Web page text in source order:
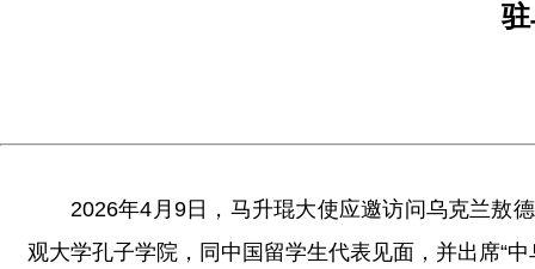
2026年4月9日，马升琨大使应邀访问乌克兰敖
观大学孔子学院，同中国留学生代表见面，并出席“中